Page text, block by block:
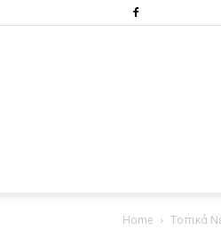
Home Τοπικά